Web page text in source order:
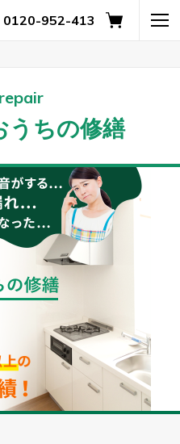
0120-952-413
repair
うちの修繕